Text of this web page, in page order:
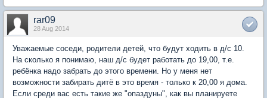
rar09
28 Aug 2014
Уважаемые соседи, родители детей, что будут ходить в д/с 10.
На сколько я понимаю, наш д/с будет работать до 19,00, т.е.
ребёнка надо забрать до этого времени. Но у меня нет
возможности забирать дитё в это время - только к 20,00 я дома.
Если среди вас есть такие же "опаздуны", как вы планируете